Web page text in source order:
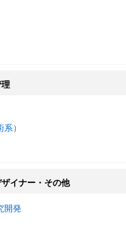
）
イナー・その他
開発